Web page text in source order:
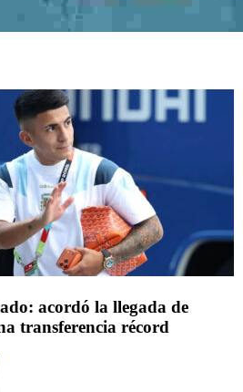
acordó la llegada de
transferencia récord